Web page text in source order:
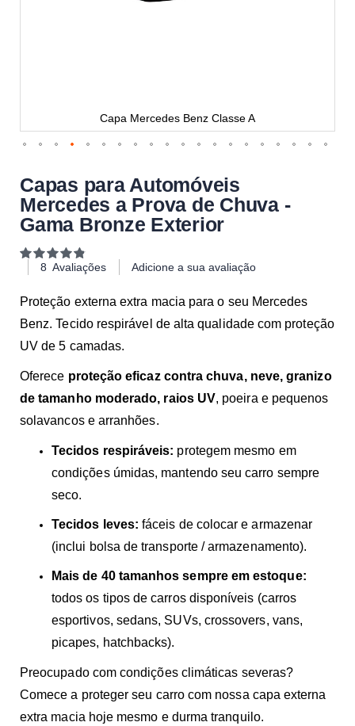
Capa Mercedes Benz Classe A
Capas para Automóveis
Mercedes a Prova de Chuva -
Gama Bronze Exterior
Classificação:
100
8 Avaliações Adicione a sua avaliação
Proteção externa extra macia para o seu Mercedes
Benz. Tecido respirável de alta qualidade com proteção
UV de 5 camadas.
Oferece proteção eficaz contra chuva, neve, granizo
de tamanho moderado, raios UV, poeira e pequenos
solavancos e arranhões.
Tecidos respiráveis: protegem mesmo em
condições úmidas, mantendo seu carro sempre
seco.
Tecidos leves:fáceis de colocar e armazenar
(inclui bolsa de transporte / armazenamento).
Mais de 40 tamanhos sempre em estoque:
todos os tipos de carros disponíveis (carros
esportivos, sedans, SUVs, crossovers, vans,
picapes, hatchbacks).
Preocupado com condições climáticas severas?
Comece a proteger seu carro com nossa capa externa
extra macia hoje mesmo e durma tranquilo.